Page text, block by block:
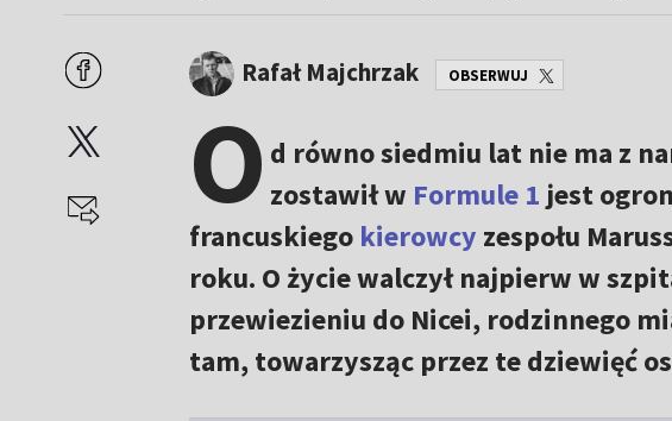
Rafał Majchrzak OBSERWUJ
O d równo siedmiu lat nie ma z
zostawił w Formule 1 jest
francuskiego kierowcy zespołu
roku. O życie walczył najpierw w
przewiezieniu do Nicei, rodzinnego
tam, towarzysząc przez te dziewięć